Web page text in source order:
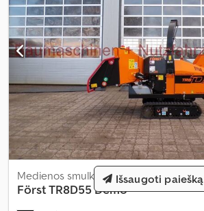
Medienos smulkintuvas
Först TR8D55 Demo
Išsaugoti paiešką